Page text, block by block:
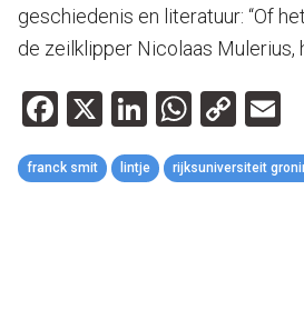
geschiedenis en literatuur: “Of
de zeilklipper Nicolaas Mulerius,
Facebook
X LinkedIn
Copy
Link
franck smit lintje rijksuniversiteit